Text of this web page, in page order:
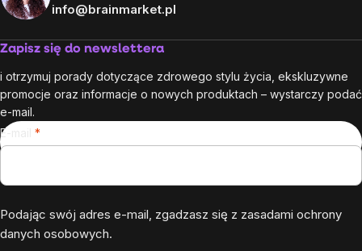
info@brainmarket.pl
Zapisz się do newslettera
i otrzymuj porady dotyczące zdrowego stylu życia, ekskluzywne
promocje oraz informacje o nowych produktach – wystarczy podać
e-mail.
E-mail
Podając swój adres e-mail, zgadzasz się z zasadami ochrony
danych osobowych.